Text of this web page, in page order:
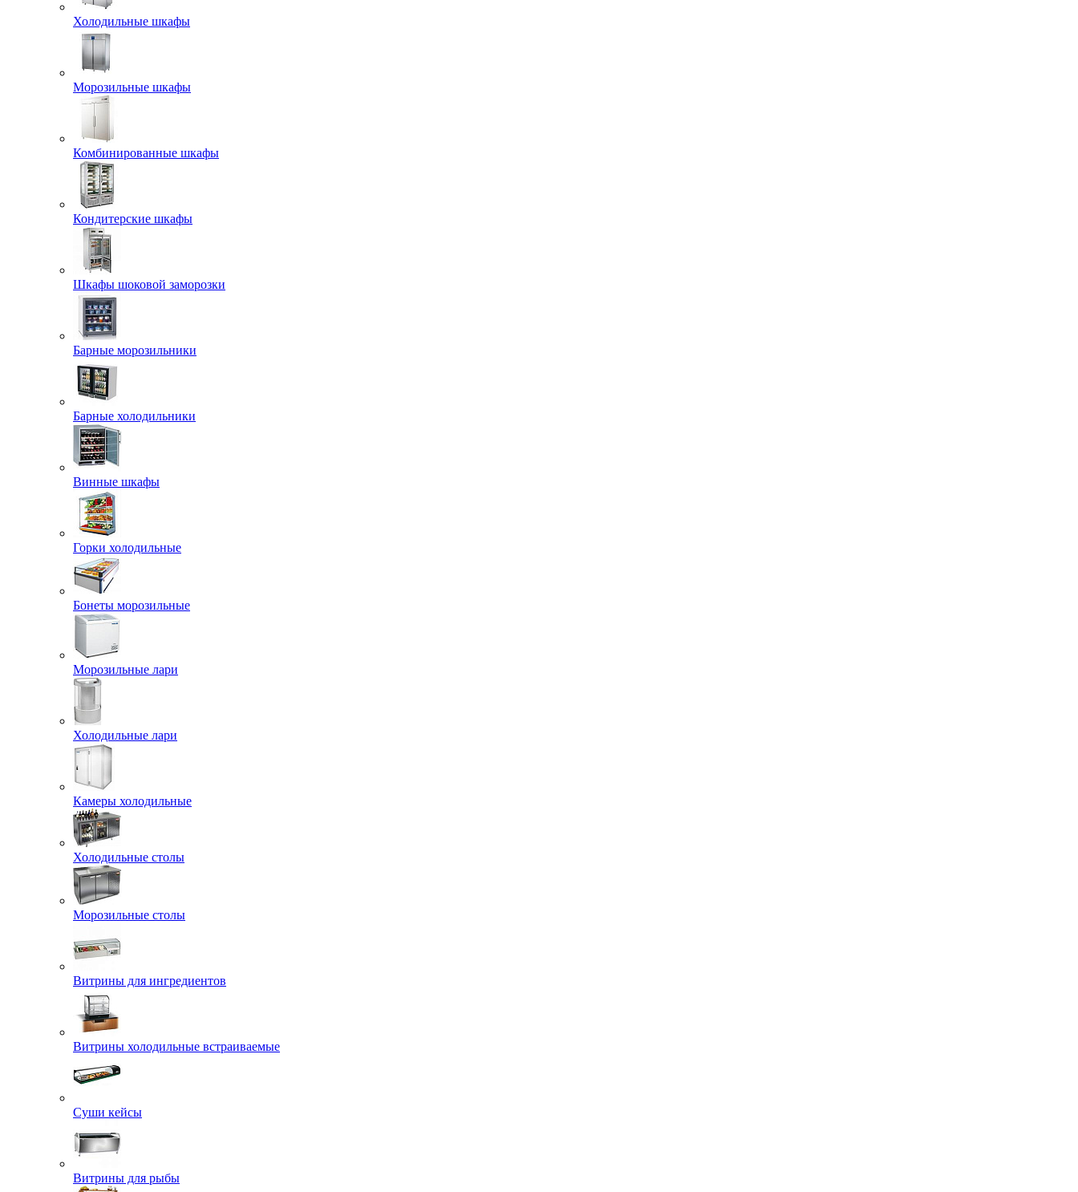
Холодильные шкафы
Морозильные шкафы
Комбинированные шкафы
Кондитерские шкафы
Шкафы шоковой заморозки
Барные морозильники
Барные холодильники
Винные шкафы
Горки холодильные
Бонеты морозильные
Морозильные лари
Холодильные лари
Камеры холодильные
Холодильные столы
Морозильные столы
Витрины для ингредиентов
Витрины холодильные встраиваемые
Суши кейсы
Витрины для рыбы